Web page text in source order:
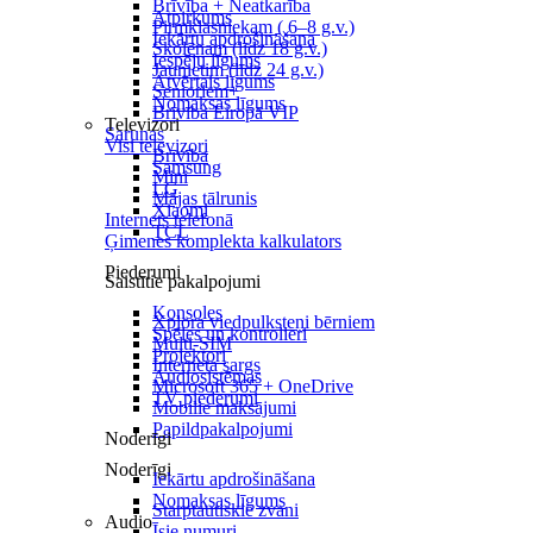
Brīvība + Neatkarība
Pirmklasniekam ( 6–8 g.v.)
Skolēnam (līdz 18 g.v.)
Jaunietim (līdz 24 g.v.)
Senioriem+
Brīvība Eiropā VIP
Sarunas
Brīvība
Mini
Mājas tālrunis
Internets telefonā
Ģimenes komplekta kalkulators
Saistītie pakalpojumi
Xplora viedpulksteņi bērniem
Multi-SIM
Interneta sargs
Microsoft 365 + OneDrive
Mobilie maksājumi
Papildpakalpojumi
Noderīgi
Starptautiskie zvani
Atpirkums
Iekārtu apdrošināšana
Iespēju līgums
Atvērtais līgums
Nomaksas līgums
Televizori
Visi televizori
Samsung
LG
Xiaomi
TCL
Piederumi
Konsoles
Spēles un kontrolieri
Projektori
Audiosistēmas
TV piederumi
Noderīgi
Iekārtu apdrošināšana
Nomaksas līgums
Audio